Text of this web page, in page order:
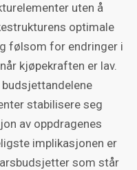
uten å
optimale
følsom for endringer i
kjøpekraften er lav.
budsjettandelene
stabilisere seg
av oppdragenes
implikasjonen er
som står